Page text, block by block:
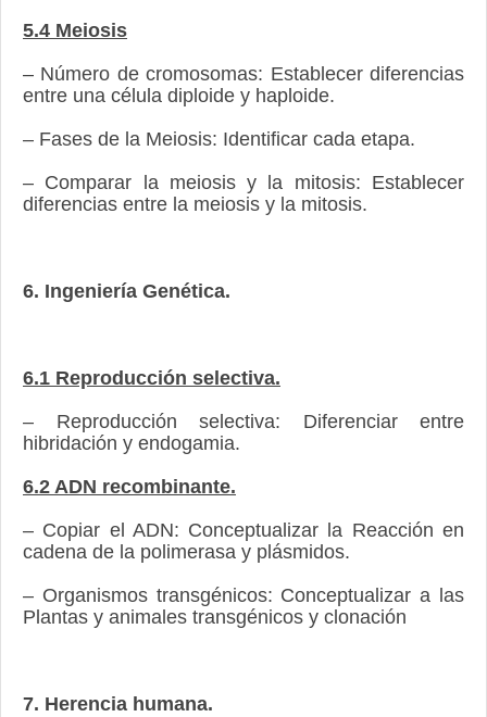
5.4 Meiosis
– Número de cromosomas: Establecer diferencias
entre una célula diploide y haploide.
– Fases de la Meiosis: Identificar cada etapa.
– Comparar la meiosis y la mitosis: Establecer
diferencias entre la meiosis y la mitosis.
6. Ingeniería Genética.
6.1 Reproducción selectiva.
– Reproducción selectiva: Diferenciar entre
hibridación y endogamia.
6.2 ADN recombinante.
– Copiar el ADN: Conceptualizar la Reacción en
cadena de la polimerasa y plásmidos.
– Organismos transgénicos: Conceptualizar a las
Plantas y animales transgénicos y clonación
7. Herencia humana.